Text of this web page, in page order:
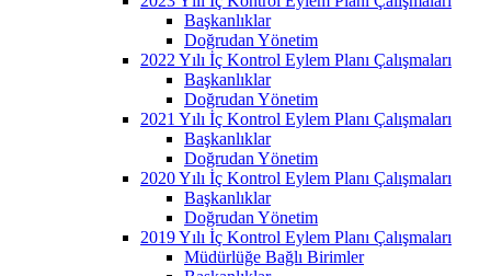
Başkanlıklar
Doğrudan Yönetim
2022 Yılı İç Kontrol Eylem Planı Çalışmaları
Başkanlıklar
Doğrudan Yönetim
2021 Yılı İç Kontrol Eylem Planı Çalışmaları
Başkanlıklar
Doğrudan Yönetim
2020 Yılı İç Kontrol Eylem Planı Çalışmaları
Başkanlıklar
Doğrudan Yönetim
2019 Yılı İç Kontrol Eylem Planı Çalışmaları
Müdürlüğe Bağlı Birimler